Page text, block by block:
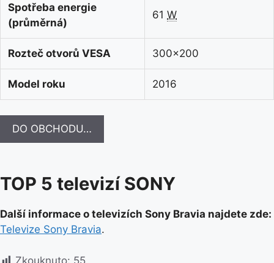
Spotřeba energie
(průměrná)
61 W
Rozteč otvorů VESA 300×200
Model roku 2016
DO OBCHODU…
TOP 5 televizí SONY
Další informace o televizích Sony Bravia najdete zde:
Televize Sony Bravia.
Zkouknuto: 55